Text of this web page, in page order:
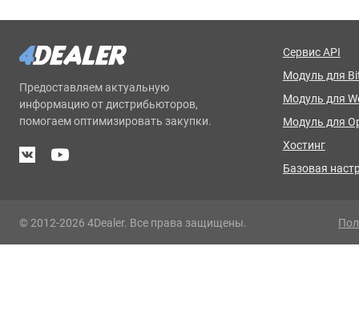
Предоставляем актуальную
информацию от дистрибьюторов,
помогаем оптимизировать закупки.
Сервис API
Модуль для
Модуль для
Модуль для
Хостинг
Базовая
© 2012-2026 4Dealer. Все права защищены.